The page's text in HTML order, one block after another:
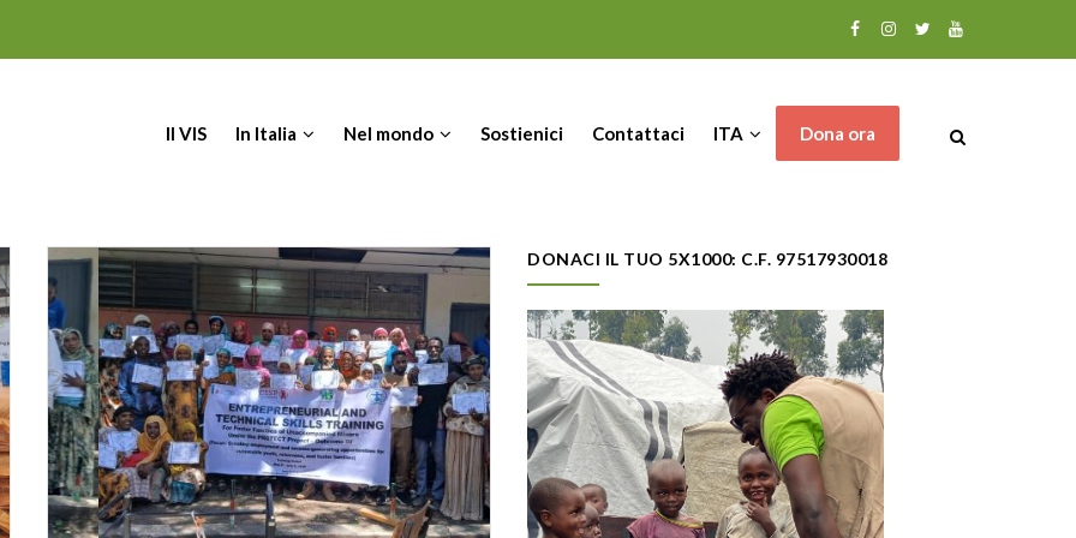
Il VIS In Italia Nel mondo Sostienici Contattaci ITA Dona ora
DONACI IL TUO 5X1000: C.F. 97517930018